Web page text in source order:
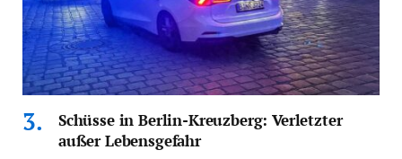
Schüsse in Berlin-Kreuzberg: Verletzter
außer Lebensgefahr